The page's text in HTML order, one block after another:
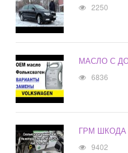
2250
МАСЛО С
6836
ГРМ ШКОДА
9402